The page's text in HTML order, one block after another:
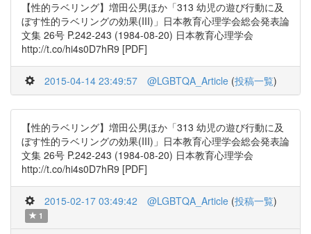
【性的ラベリング】増田公男ほか「313 幼児の遊び行動に及
ぼす性的ラベリングの効果(III)」日本教育心理学会総会発表論
文集 26号 P.242-243 (1984-08-20) 日本教育心理学会
http://t.co/hi4s0D7hR9 [PDF]
2015-04-14 23:49:57 @LGBTQA_Article (投稿一覧)
【性的ラベリング】増田公男ほか「313 幼児の遊び行動に及
ぼす性的ラベリングの効果(III)」日本教育心理学会総会発表論
文集 26号 P.242-243 (1984-08-20) 日本教育心理学会
http://t.co/hi4s0D7hR9 [PDF]
2015-02-17 03:49:42 @LGBTQA_Article (投稿一覧)
1